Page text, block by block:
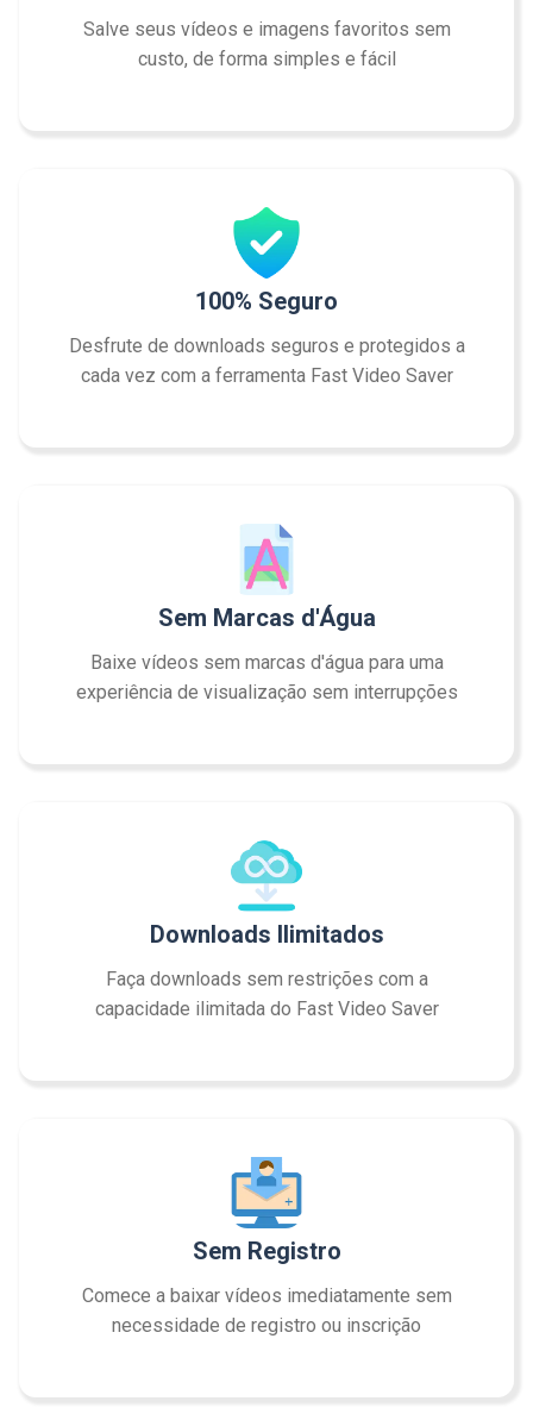
Salve seus vídeos e imagens favoritos sem
custo, de forma simples e fácil
100% Seguro
Desfrute de downloads seguros e protegidos a
cada vez com a ferramenta Fast Video Saver
Sem Marcas d'Água
Baixe vídeos sem marcas d'água para uma
experiência de visualização sem interrupções
Downloads Ilimitados
Faça downloads sem restrições com a
capacidade ilimitada do Fast Video Saver
Sem Registro
Comece a baixar vídeos imediatamente sem
necessidade de registro ou inscrição